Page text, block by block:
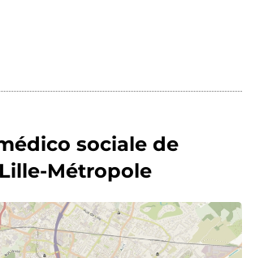
sociale de
Métropole